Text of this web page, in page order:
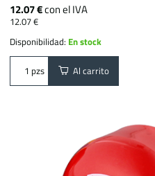
12.07 €con el IVA
12.07 €
Disponibilidad: En stock
pzs Al carrito